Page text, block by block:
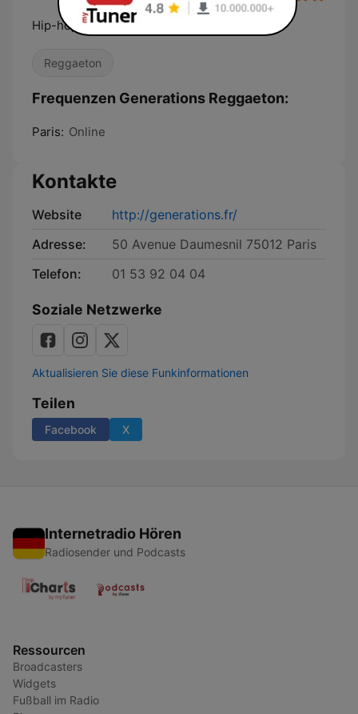
Hip-hop soul radio
Reggaeton
Frequenzen Generations Reggaeton:
Paris: Online
Kontakte
Website
http://generations.fr/
Adresse:
50 Avenue Daumesnil 75012 Paris
Telefon:
01 53 92 04 04
Soziale Netzwerke
Aktualisieren Sie diese Funkinformationen
Teilen
Facebook X
Internetradio Hören
Radiosender und Podcasts
Ressourcen
Broadcasters
Widgets
Fußball im Radio